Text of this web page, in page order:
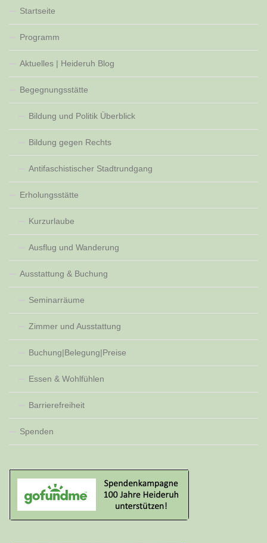
Startseite
Programm
Aktuelles | Heideruh Blog
Begegnungsstätte
Bildung und Politik Überblick
Bildung gegen Rechts
Antifaschistischer Stadtrundgang
Erholungsstätte
Kurzurlaube
Ausflug und Wanderung
Ausstattung & Buchung
Seminarräume
Zimmer und Ausstattung
Buchung|Belegung|Preise
Essen & Wohlfühlen
Barrierefreiheit
Spenden